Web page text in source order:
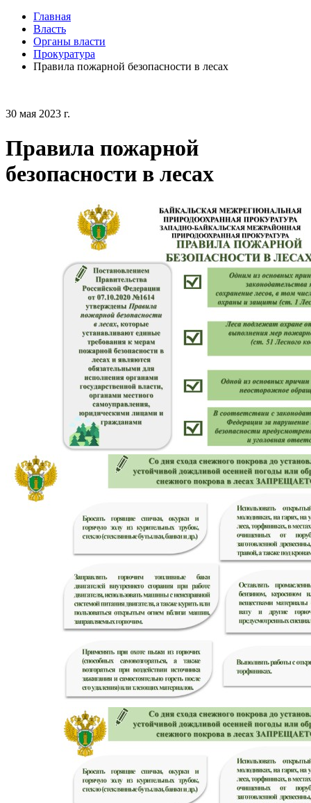
Главная
Власть
Органы власти
Прокуратура
Правила пожарной безопасности в лесах
30 мая 2023 г.
Правила пожарной
безопасности в лесах